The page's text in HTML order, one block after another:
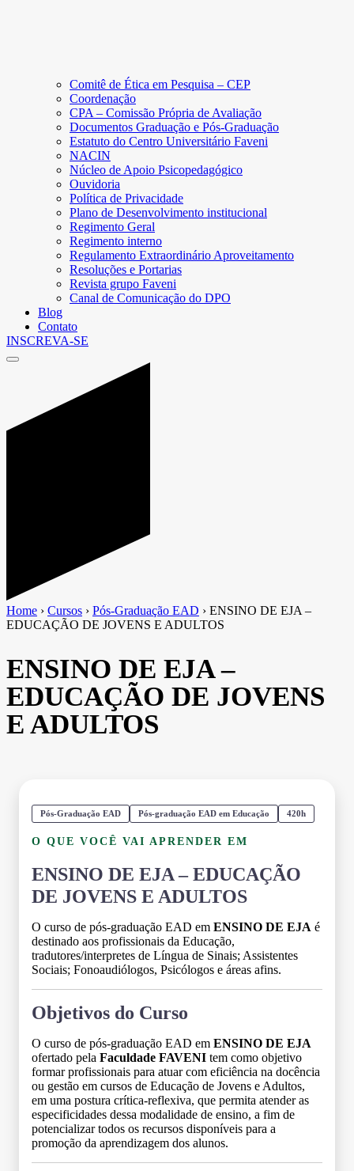
Comitê de Ética em Pesquisa – CEP
Coordenação
CPA – Comissão Própria de Avaliação
Documentos Graduação e Pós-Graduação
Estatuto do Centro Universitário Faveni
NACIN
Núcleo de Apoio Psicopedagógico
Ouvidoria
Política de Privacidade
Plano de Desenvolvimento institucional
Regimento Geral
Regimento interno
Regulamento Extraordinário Aproveitamento
Resoluções e Portarias
Revista grupo Faveni
Canal de Comunicação do DPO
Blog
Contato
INSCREVA-SE
Home › Cursos › Pós-Graduação EAD › ENSINO DE EJA –
EDUCAÇÃO DE JOVENS E ADULTOS
ENSINO DE EJA –
EDUCAÇÃO DE JOVENS
E ADULTOS
Pós-Graduação EAD Pós-graduação EAD em Educação 420h
O QUE VOCÊ VAI APRENDER EM
ENSINO DE EJA – EDUCAÇÃO
DE JOVENS E ADULTOS
O curso de pós-graduação EAD em ENSINO DE EJA é
destinado aos profissionais da Educação,
tradutores/interpretes de Língua de Sinais; Assistentes
Sociais; Fonoaudiólogos, Psicólogos e áreas afins.
Objetivos do Curso
O curso de pós-graduação EAD em ENSINO DE EJA
ofertado pela Faculdade FAVENI tem como objetivo
formar profissionais para atuar com eficiência na docência
ou gestão em cursos de Educação de Jovens e Adultos,
em uma postura crítica-reflexiva, que permita atender as
especificidades dessa modalidade de ensino, a fim de
potencializar todos os recursos disponíveis para a
promoção da aprendizagem dos alunos.